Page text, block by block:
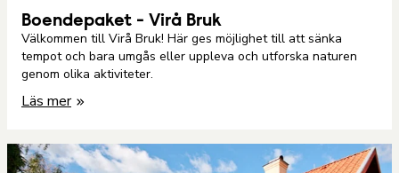
Boendepaket - Virå Bruk
Välkommen till Virå Bruk! Här ges möjlighet till att sänka
tempot och bara umgås eller uppleva och utforska naturen
genom olika aktiviteter.
Läs mer